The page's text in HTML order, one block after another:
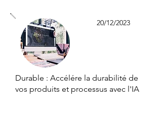
20/12/2023
Durable : Accélére la durabilité de
vos produits et processus avec l'IA